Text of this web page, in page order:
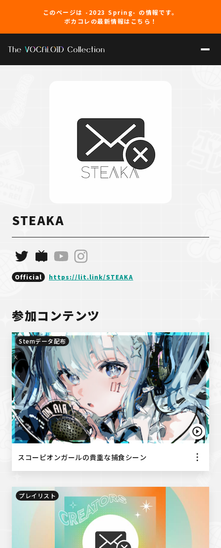
このページは -2023 Spring- の情報です。
ボカコレの最新情報はこちら！
STEAKA
Official https://lit.link/STEAKA
参加コンテンツ
Stemデータ配布
スコーピオンガールの貴重な捕食シーン
プレイリスト